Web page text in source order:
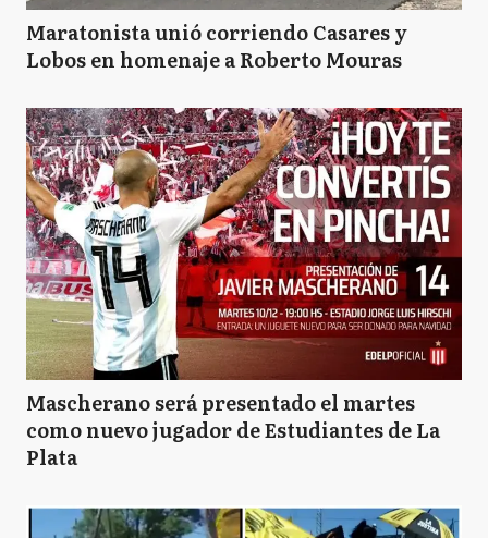
Maratonista unió corriendo Casares y
Lobos en homenaje a Roberto Mouras
Mascherano será presentado el martes
como nuevo jugador de Estudiantes de La
Plata